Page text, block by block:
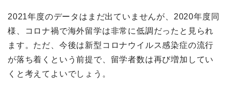
2021年度のデータはまだ出ていませんが、2020年度同
様、コロナ禍で海外留学は非常に低調だったと見られ
ます。ただ、今後は新型コロナウイルス感染症の流行
が落ち着くという前提で、留学者数は再び増加してい
くと考えてよいでしょう。